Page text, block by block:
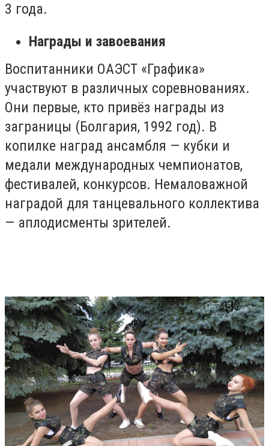
3 года.
Награды и завоевания
Воспитанники ОАЭСТ «Графика»
участвуют в различных соревнованиях.
Они первые, кто привёз награды из
заграницы (Болгария, 1992 год). В
копилке наград ансамбля — кубки и
медали международных чемпионатов,
фестивалей, конкурсов. Немаловажной
наградой для танцевального коллектива
— аплодисменты зрителей.